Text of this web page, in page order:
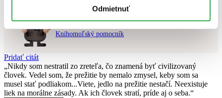
Odmietnuť
Chcete poradiť knihu?
Knihomoľský pomocník
Pridať citát
Nikdy som nestratil zo zreteľa, čo znamená byť civilizovaný
človek. Vedel som, že prežitie by nemalo zmysel, keby som sa
musel stať podliakom...Viete, jedlo na prežitie nestačí. Neexistuje
liek na morálne zásady. Ak ich človek stratí, príde aj o seba.